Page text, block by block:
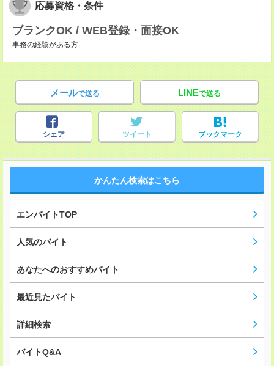
応募資格・条件
ブランクOK / WEB登録・面接OK
事務の経験がある方
メールで送る LINEで送る
シェア ツイート ブックマーク
かんたん検索はこちら
エンバイトTOP
人気のバイト
あなたへのおすすめバイト
最近見たバイト
詳細検索
バイトQ&A